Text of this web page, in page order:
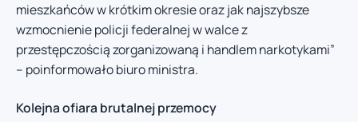
mieszkańców w krótkim okresie oraz jak najszybsze
wzmocnienie policji federalnej w walce z
przestępczością zorganizowaną i handlem narkotykami”
– poinformowało biuro ministra.
Kolejna ofiara brutalnej przemocy